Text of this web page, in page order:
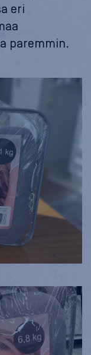
eri
paremmin.